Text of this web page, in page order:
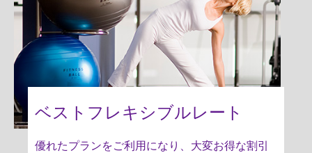
ベストフレキシブルレート
優れたプランをご利用になり、大変お得な割引